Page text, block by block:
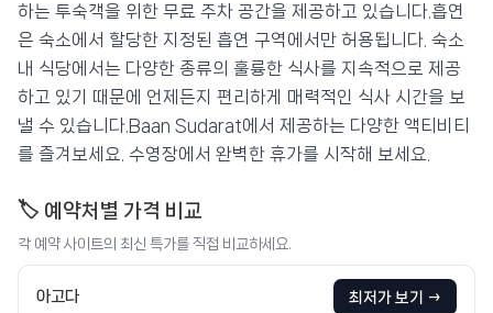
하는 투숙객을 위한 무료 주차 공간을 제공하고 있습니다.흡연
은 숙소에서 할당한 지정된 흡연 구역에서만 허용됩니다. 숙소
내 식당에서는 다양한 종류의 훌륭한 식사를 지속적으로 제공
하고 있기 때문에 언제든지 편리하게 매력적인 식사 시간을 보
낼 수 있습니다.Baan Sudarat에서 제공하는 다양한 액티비티
를 즐겨보세요. 수영장에서 완벽한 휴가를 시작해 보세요.
🏷️ 예약처별 가격 비교
각 예약 사이트의 최신 특가를 직접 비교하세요.
아고다 최저가 보기 →